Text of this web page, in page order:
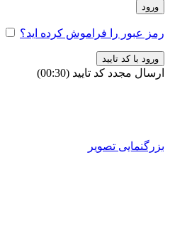
ورود
رمز عبور را فراموش کرده اید؟
ورود با کد تایید
ارسال مجدد کد تایید (00:
30
)
بزرگنمایی تصویر